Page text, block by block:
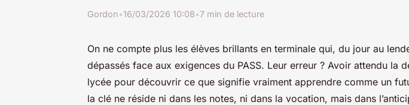
Gordon•16/03/2026 10:08•7 min de lecture
On ne compte plus les élèves brillants en terminale qui, du jour au
dépassés face aux exigences du PASS. Leur erreur ? Avoir attendu la
lycée pour découvrir ce que signifie vraiment apprendre comme un
la clé ne réside ni dans les notes, ni dans la vocation, mais dans